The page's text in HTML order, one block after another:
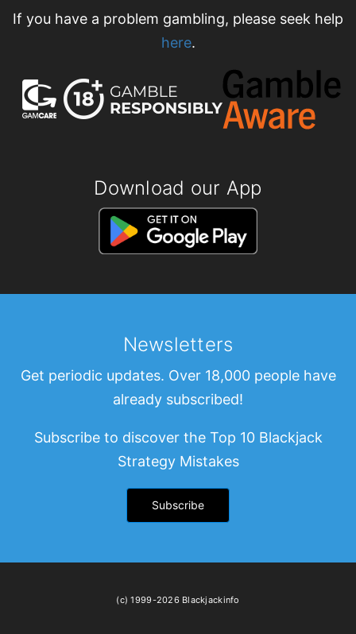
If you have a problem gambling, please seek help
here.
Download our App
Newsletters
Get periodic updates. Over 18,000 people have
already subscribed!
Subscribe to discover the Top 10 Blackjack
Strategy Mistakes
Subscribe
(c) 1999-2026 Blackjackinfo